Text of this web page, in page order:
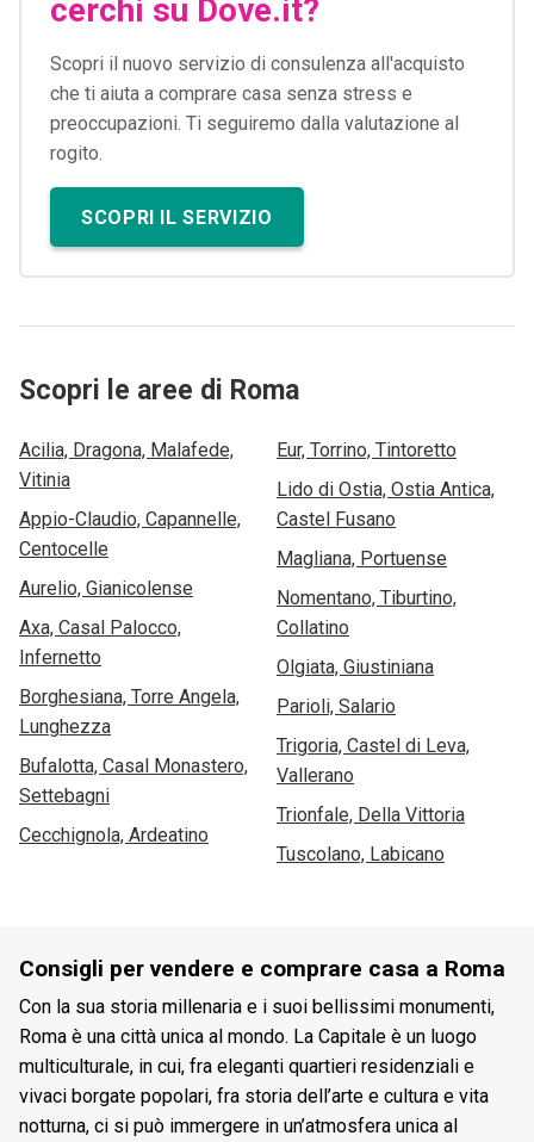
cerchi su Dove.it?
Scopri il nuovo servizio di consulenza all'acquisto
che ti aiuta a comprare casa senza stress e
preoccupazioni. Ti seguiremo dalla valutazione al
rogito.
SCOPRI IL SERVIZIO
Scopri le aree di Roma
Acilia, Dragona, Malafede,
Vitinia
Appio-Claudio, Capannelle,
Centocelle
Aurelio, Gianicolense
Axa, Casal Palocco,
Infernetto
Borghesiana, Torre Angela,
Lunghezza
Bufalotta, Casal Monastero,
Settebagni
Cecchignola, Ardeatino
Eur, Torrino, Tintoretto
Lido di Ostia, Ostia Antica,
Castel Fusano
Magliana, Portuense
Nomentano, Tiburtino,
Collatino
Olgiata, Giustiniana
Parioli, Salario
Trigoria, Castel di Leva,
Vallerano
Trionfale, Della Vittoria
Tuscolano, Labicano
Consigli per vendere e comprare casa a Roma
Con la sua storia millenaria e i suoi bellissimi monumenti,
Roma è una città unica al mondo. La Capitale è un luogo
multiculturale, in cui, fra eleganti quartieri residenziali e
vivaci borgate popolari, fra storia dell’arte e cultura e vita
notturna, ci si può immergere in un’atmosfera unica al